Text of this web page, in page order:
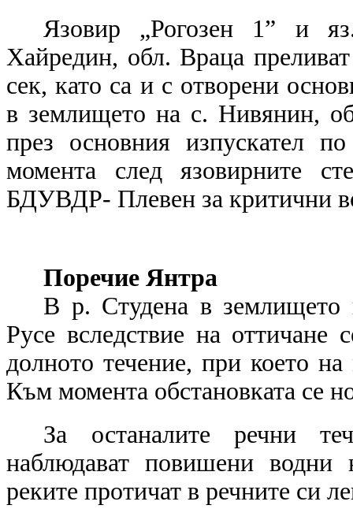
Язовир „Рогозен 1” и
Хайредин, обл. Враца
сек, като са и с отворени
в землището на с. Нивянин,
през основния изпускател
момента след язовирните
БДУВДР- Плевен за критични
Поречие Янтра
В р. Студена в
Русе вследствие на
долното течение, при което на
Към момента обстановката се
За останалите речни
наблюдават повишени
реките протичат в речните си